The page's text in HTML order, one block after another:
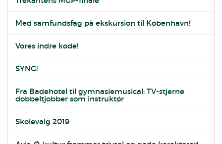
Med samfundsfag på ekskursion til København!
Vores indre kode!
SYNG!
Fra Badehotel til gymnasiemusical: TV-stjerne
dobbeltjobber som instruktør
Skolevalg 2019